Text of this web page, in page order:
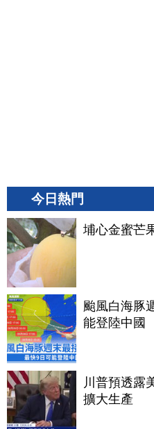
今日熱門
埔心金蜜芒
颱風白海豚
能登陸中國
川普預透露
擴大生產